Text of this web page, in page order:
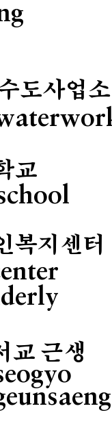
도사업소
교
복지센터
교 근생